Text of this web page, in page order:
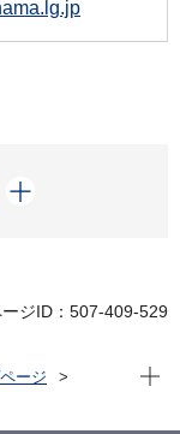
ジID：507-409-529
ージ
現在